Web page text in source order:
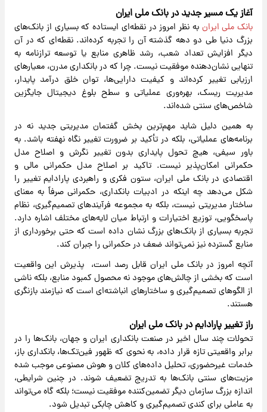
آغاز یک مسیر جدید دربانک ملی ایران
بانک ملی ایران به نظر امروز در نقطه‌ای ایستاده که بسیاری از بانک‌های
بزرگ دنیا طی دو دهه گذشته آن را تجربه کرده‌اند. نقطه‌ای که در آن
دیگر افزایش تعداد شعب، رشد ظاهری منابع یا توسعه ترازنامه به
تنهایی نشان‌دهنده موفقیت نیست. چرا که در بانکداری مدرن، معیارهای
ارزیابی تغییر کرده‌اند و کیفیت دارایی‌ها، توان خلق درآمد پایدار،
مدیریت ریسک، بهره‌وری عملیاتی و سطح بلوغ دیجیتال جایگزین
شاخص‌های سنتی شده‌اند.
به همین دلیل شاید مهم‌ترین بخش گفتمان مدیریتی جدید نه در
برنامه‌های عملیاتی، بلکه در تأکید بر ضرورت تغییر نگاه نهفته باشد. به
باور سیفی، هیچ تحول پایداری بدون تغییر نگرش و اصلاح مدل
حکمرانی امکان‌پذیر نیست. تاکید بر اصلاح مدل حکمرانی مالی و
اقتصادی در بانک ملی ایران، ستون فکری و راهبردی پارادایم تغییر را
شکل می‌دهد چه اینکه در ادبیات بانکداری، حکمرانی صرفاً به معنای
ساختار مدیریتی نیست، بلکه به مجموعه فرآیندهای تصمیم‌گیری، نظام
پاسخگویی، توزیع اختیارات و ارتباط میان لایه‌های مختلف اشاره دارد.
تجربه بسیاری از بانک‌های بزرگ نشان داده است که حتی برخورداری از
منابع گسترده نیز نمی‌تواند ضعف در حکمرانی را جبران کند.
آنچه امروز در بانک ملی ایران قابل رصد است، پذیرش این واقعیت
است که بخشی از چالش‌های موجود نه محصول کمبود منابع، بلکه ناشی
از الگوهای تصمیم‌گیری و ساختارهای انباشته‌ای است که نیازمند بازنگری
هستند.
راز تغییر پارادایم در بانک ملی ایران
تحولات چند سال اخیر در صنعت بانکداری ایران و جهان، بانک‌ها را در
برابر واقعیتی تازه قرار داده، به نحوی که ظهور فین‌تک‌ها، بانکداری باز،
خدمات غیرحضوری، تحلیل داده‌های کلان و هوش مصنوعی موجب شده
مزیت‌های سنتی بانک‌ها به تدریج تضعیف شوند. در چنین شرایطی،
اندازه بزرگ سازمان دیگر تضمین‌کننده موفقیت نیست؛ بلکه گاه می‌تواند
به عاملی برای کندی تصمیم‌گیری و کاهش چابکی تبدیل شود.